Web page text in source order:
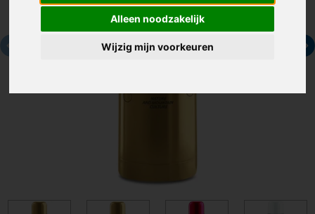
Alleen noodzakelijk
Wijzig mijn voorkeuren